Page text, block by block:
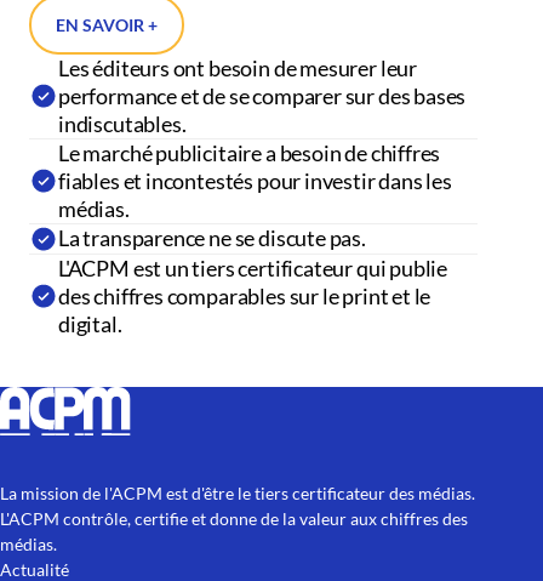
EN SAVOIR +
Les éditeurs ont besoin de mesurer leur
performance et de se comparer sur des bases
indiscutables.
Le marché publicitaire a besoin de chiffres
fiables et incontestés pour investir dans les
médias.
La transparence ne se discute pas.
L'ACPM est un tiers certificateur qui publie
des chiffres comparables sur le print et le
digital.
La mission de l'ACPM est d'être le tiers certificateur des médias.
L'ACPM contrôle, certifie et donne de la valeur aux chiffres des
médias.
Actualité